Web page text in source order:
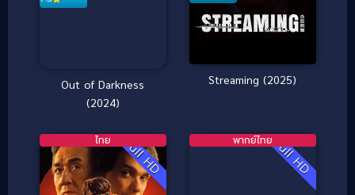
Out of Darkness
(2024)
Streaming (2025)
Full HD
ไทย Full HD
พากย์ไทย